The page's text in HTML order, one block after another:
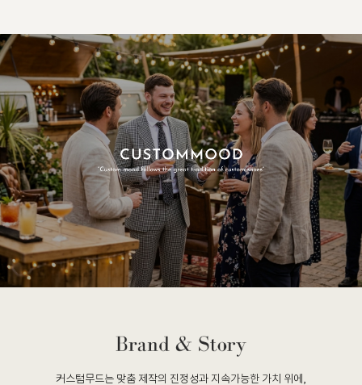
커스텀무드는 맞춤 제작의 진정성과 지속가능한 가치 위에,